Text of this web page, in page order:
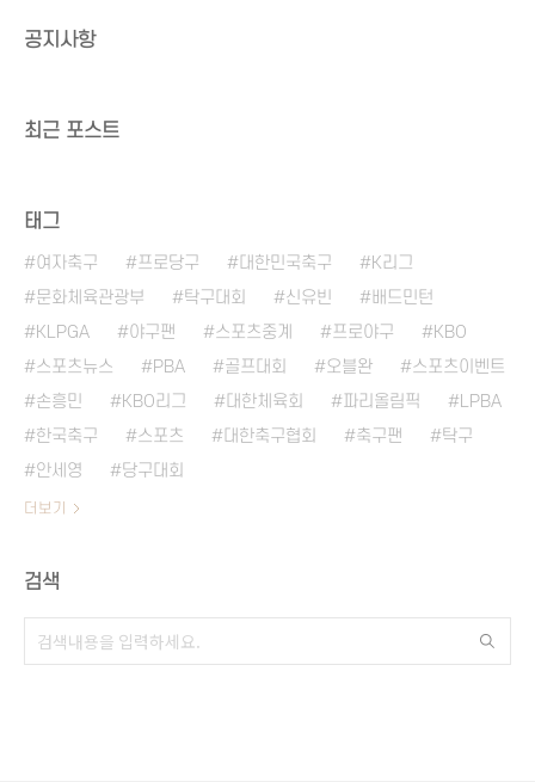
공지사항
최근 포스트
태그
여자축구 프로당구 대한민국축구
K리그
문화체육관광부
탁구대회 신유빈
배드민턴
KLPGA
야구팬 스포츠중계 프로야구
KBO
스포츠뉴스
PBA 골프대회 오블완
스포츠이벤트
손흥민
KBO리그 대한체육회 파리올림픽
LPBA
한국축구
스포츠 대한축구협회 축구팬
탁구
안세영
당구대회
더보기
검색